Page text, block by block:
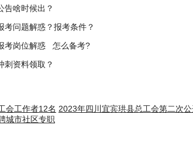
会工作者12名 2023年四川宜宾珙县总工会第二次
城市社区专职
告啥时候出？
考问题解惑？报考条件？
考岗位解惑 怎么备考?
刺资料领取？